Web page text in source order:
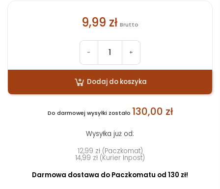
9,99 zł Brutto
- +
Dodaj do koszyka
Do darmowej wysyłki zostało 130,00 zł
Wysyłka już od:
12,99 zł (Paczkomat)
14,99 zł (Kurier Inpost)
Darmowa dostawa do Paczkomatu od 130 zł!